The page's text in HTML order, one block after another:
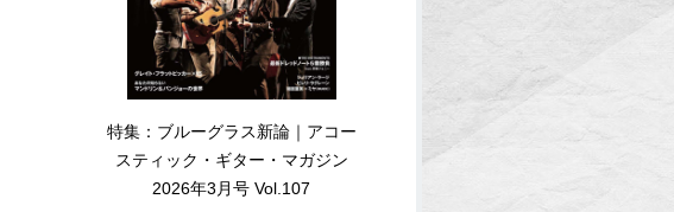
特集：ブルーグラス新論｜アコー
スティック・ギター・マガジン
2026年3月号 Vol.107